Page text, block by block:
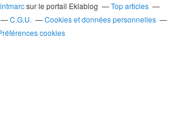
sur le portail Eklablog
Top articles
C.G.U.
Cookies et données personnelles
cookies